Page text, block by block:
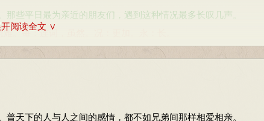
些平日最为亲近的朋友们，遇到这种情况最多长叹几声。
。每：连词，虽然。况：更加。永：长。
是那些平时最亲近的朋友，在最关键时刻往往于事无补。
开阅读全文 ∨
天下的人与人之间的感情，都不如兄弟间那样相爱相亲。